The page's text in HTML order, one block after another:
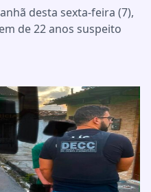
desta sexta-feira (7),
de 22 anos suspeito